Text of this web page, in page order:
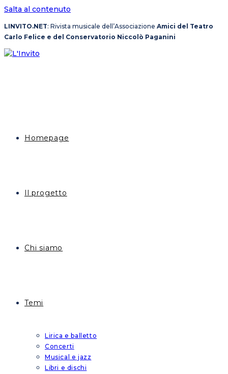
Salta al contenuto
LINVITO.NET: Rivista musicale dell’Associazione Amici del Teatro
Carlo Felice e del Conservatorio Niccolò Paganini
Homepage
Il progetto
Chi siamo
Temi
Lirica e balletto
Concerti
Musical e jazz
Libri e dischi